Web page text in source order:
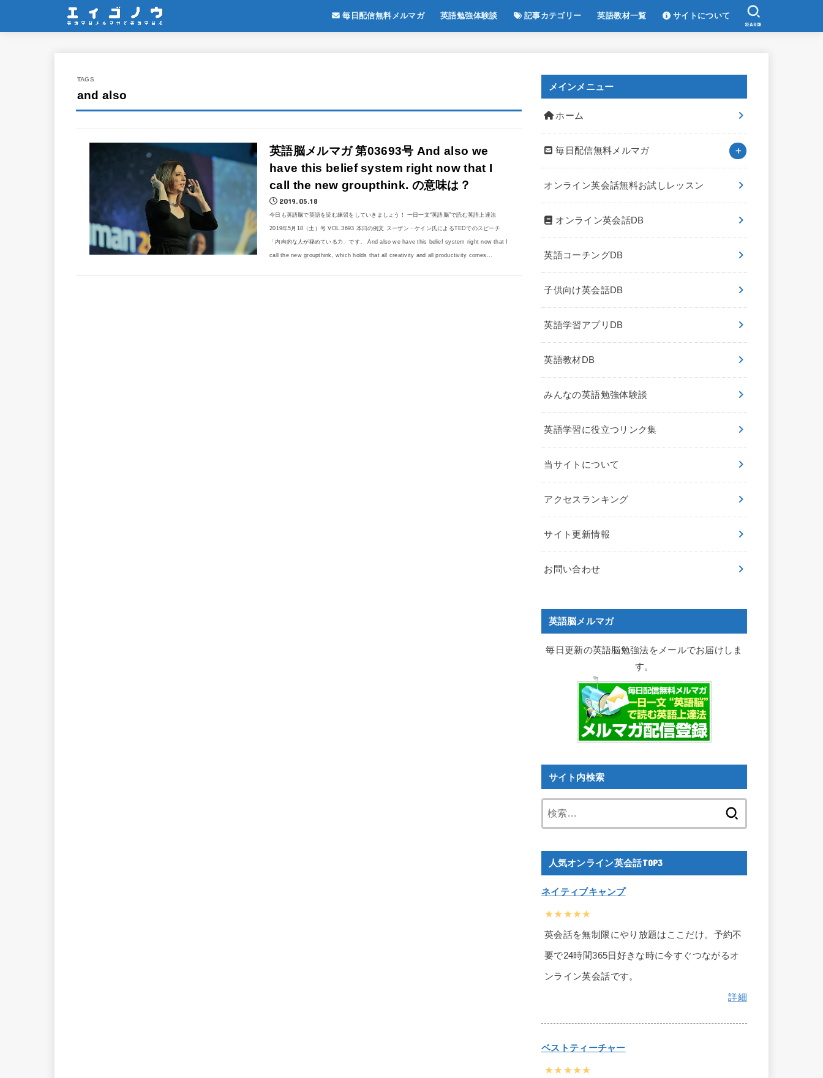
毎日配信無料メルマガ 英語勉強体験談 記事カテゴリー 英語教材一覧 サイトについて
SEARCH
and also
英語脳メルマガ 第03693号 And also we
have this belief system right now that I
call the new groupthink. の意味は？
2019.05.18
今日も英語脳で英語を読む練習をしていきましょう！ 一日一文“英語脳”で読む英語上達法
2019年5月18（土）号 VOL.3693 本日の例文 スーザン・ケイン氏によるTEDでのスピーチ
「内向的な人が秘めている力」です。 And also we have this belief system right now that I
call the new groupthink, which holds that all creativity and all productivity comes...
メインメニュー
ホーム
毎日配信無料メルマガ
オンライン英会話無料お試しレッスン
オンライン英会話DB
英語コーチングDB
子供向け英会話DB
英語学習アプリDB
英語教材DB
みんなの英語勉強体験談
英語学習に役立つリンク集
当サイトについて
アクセスランキング
サイト更新情報
お問い合わせ
英語脳メルマガ
毎日更新の英語脳勉強法をメールでお届けしま
す。
サイト内検索
人気オンライン英会話TOP3
ネイティブキャンプ
★★★★★
英会話を無制限にやり放題はここだけ。予約不
要で24時間365日好きな時に今すぐつながるオ
ンライン英会話です。
詳細
ベストティーチャー
★★★★★